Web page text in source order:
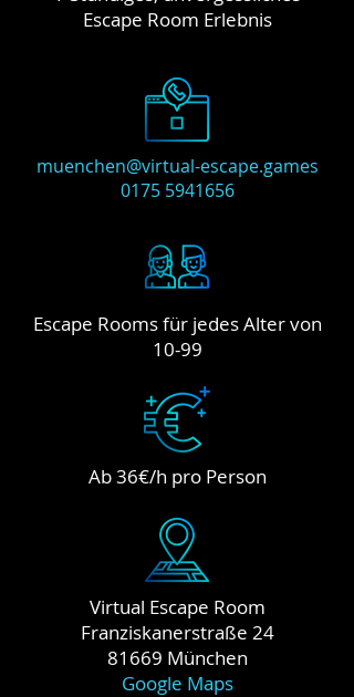
Escape Room Erlebnis
muenchen@virtual-escape.games
0175 5941656
Escape Rooms für jedes Alter von
10-99
Ab 36€/h pro Person
Virtual Escape Room
Franziskanerstraße 24
81669 München
Google Maps